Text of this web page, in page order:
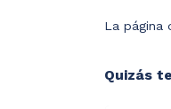
La página
Quizás